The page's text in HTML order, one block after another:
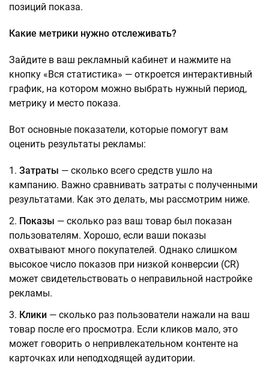
позиций показа.
Какие метрики нужно отслеживать?
Зайдите в ваш рекламный кабинет и нажмите на
кнопку «Вся статистика» — откроется интерактивный
график, на котором можно выбрать нужный период,
метрику и место показа.
Вот основные показатели, которые помогут вам
оценить результаты рекламы:
Затраты — сколько всего средств ушло на
кампанию. Важно сравнивать затраты с полученными
результатами. Как это делать, мы рассмотрим ниже.
Показы — сколько раз ваш товар был показан
пользователям. Хорошо, если ваши показы
охватывают много покупателей. Однако слишком
высокое число показов при низкой конверсии (CR)
может свидетельствовать о неправильной настройке
рекламы.
Клики — сколько раз пользователи нажали на ваш
товар после его просмотра. Если кликов мало, это
может говорить о непривлекательном контенте на
карточках или неподходящей аудитории.